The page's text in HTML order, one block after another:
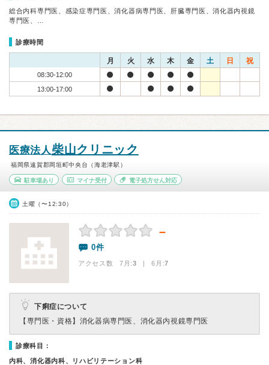
総合内科専門医、感染症専門医、消化器病専門医、肝臓専門医、消化器内視鏡
専門医、…
診療時間
月 火 水 木 金 土 日 祝
08:30-12:00
13:00-17:00
医療法人柴山クリニック
福岡県遠賀郡岡垣町中央台（海老津駅）
駐車場あり マイナ受付 電子処方せん対応
土曜（〜12:30）
－
0件
アクセス数 7月:3 | 6月:7
下痢症について
【専門医・資格】 消化器病専門医、消化器内視鏡専門医
診療科目：
内科、消化器内科、リハビリテーション科